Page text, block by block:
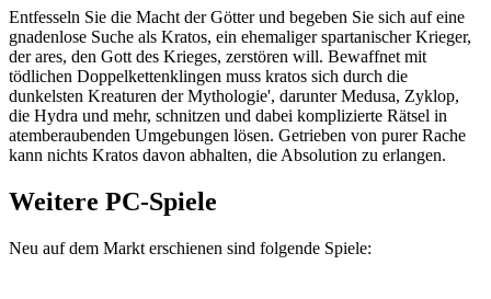
Entfesseln Sie die Macht der Götter und begeben Sie sich auf eine
gnadenlose Suche als Kratos, ein ehemaliger spartanischer Krieger,
der ares, den Gott des Krieges, zerstören will. Bewaffnet mit
tödlichen Doppelkettenklingen muss kratos sich durch die
dunkelsten Kreaturen der Mythologie', darunter Medusa, Zyklop,
die Hydra und mehr, schnitzen und dabei komplizierte Rätsel in
atemberaubenden Umgebungen lösen. Getrieben von purer Rache
kann nichts Kratos davon abhalten, die Absolution zu erlangen.
Weitere PC-Spiele
Neu auf dem Markt erschienen sind folgende Spiele: